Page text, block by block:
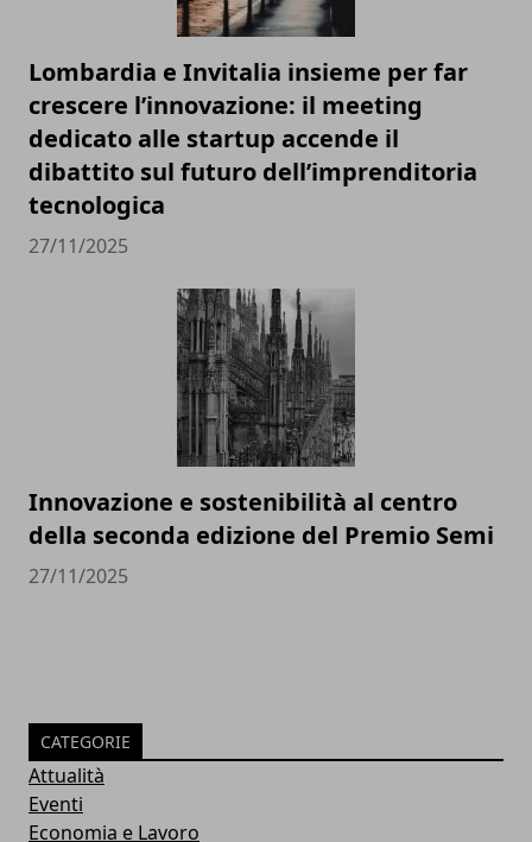
Lombardia e Invitalia insieme per far
crescere l’innovazione: il meeting
dedicato alle startup accende il
dibattito sul futuro dell’imprenditoria
tecnologica
27/11/2025
Innovazione e sostenibilità al centro
della seconda edizione del Premio Semi
27/11/2025
CATEGORIE
Attualità
Eventi
Economia e Lavoro